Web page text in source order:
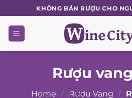
to
content
KHÔNG BÁN RƯỢU CHO
Rượu
Home / Rượu Vang /